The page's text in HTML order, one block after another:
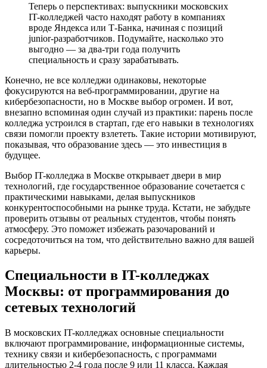
Теперь о перспективах: выпускники московских
IT-колледжей часто находят работу в компаниях
вроде Яндекса или Т-Банка, начиная с позиций
junior-разработчиков. Подумайте, насколько это
выгодно — за два-три года получить
специальность и сразу зарабатывать.
Конечно, не все колледжи одинаковы, некоторые
фокусируются на веб-программировании, другие на
кибербезопасности, но в Москве выбор огромен. И вот,
внезапно вспоминая один случай из практики: парень после
колледжа устроился в стартап, где его навыки в технологиях
связи помогли проекту взлететь. Такие истории мотивируют,
показывая, что образование здесь — это инвестиция в
будущее.
Выбор IT-колледжа в Москве открывает двери в мир
технологий, где государственное образование сочетается с
практическими навыками, делая выпускников
конкурентоспособными на рынке труда. Кстати, не забудьте
проверить отзывы от реальных студентов, чтобы понять
атмосферу. Это поможет избежать разочарований и
сосредоточиться на том, что действительно важно для вашей
карьеры.
Специальности в IT-колледжах
Москвы: от программирования до
сетевых технологий
В московских IT-колледжах основные специальности
включают программирование, информационные системы,
технику связи и кибербезопасность, с программами
длительностью 2-4 года после 9 или 11 класса. Каждая